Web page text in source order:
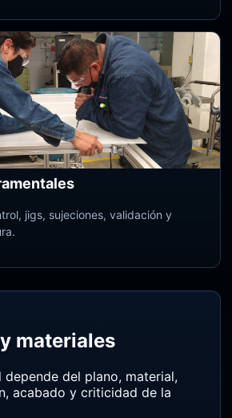
jigs, sujeciones, validación y
materiales
del plano, material,
acabado y criticidad de la